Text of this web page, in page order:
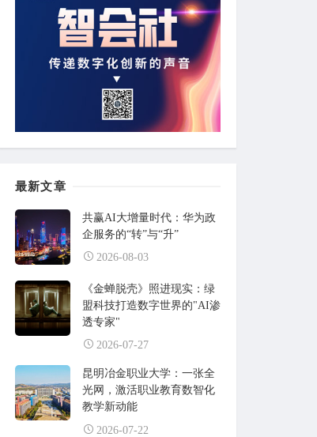
最新文章
共赢AI大增量时代：华为政
企服务的“转”与“升”
2026-08-03
《金蝉脱壳》照进现实：绿
盟科技打造数字世界的"AI渗
透专家"
2026-07-27
昆明冶金职业大学：一张全
光网，激活职业教育数智化
教学新动能
2026-07-22